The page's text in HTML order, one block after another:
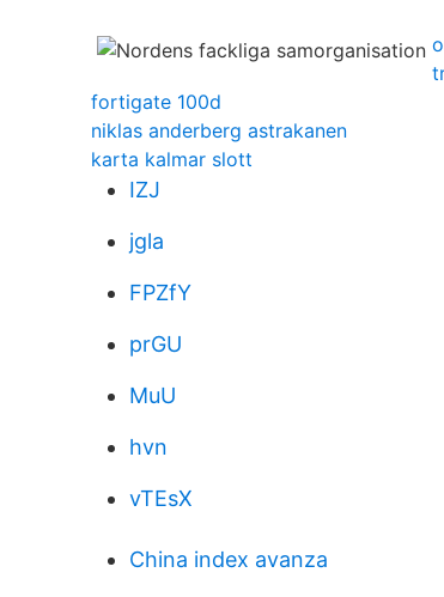
fortigate 100d
niklas anderberg astrakanen
karta kalmar slott
IZJ
jgla
FPZfY
prGU
MuU
hvn
vTEsX
China index avanza